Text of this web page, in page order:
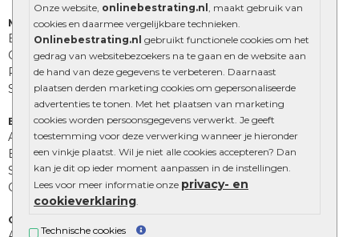
Onze website, onlinebestrating.nl , maakt gebruik van
cookies en daarmee vergelijkbare technieken.
Onlinebestrating.nl gebruikt functionele cookies om het
gedrag van websitebezoekers na te gaan en de website aan
de hand van deze gegevens te verbeteren. Daarnaast
plaatsen derden marketing cookies om gepersonaliseerde
advertenties te tonen. Met het plaatsen van marketing
cookies worden persoonsgegevens verwerkt. Je geeft
toestemming voor deze verwerking wanneer je hieronder
een vinkje plaatst. Wil je niet alle cookies accepteren? Dan
kan je dit op ieder moment aanpassen in de instellingen.
Lees voor meer informatie onze privacy- en
cookieverklaring
Technische cookies
Muurelementen
Betonbielzen
Opsluitbanden
Palissades
Stapelblokken
Extra benodigdheden
Afwatering en diversen
Beplantings en betonelementen
Split, grind en zand
Oprit tegels
Overig